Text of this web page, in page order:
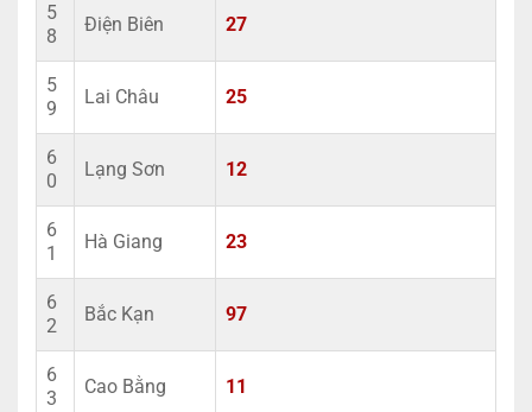
5
8
Điện Biên 27
5
9
Lai Châu 25
6
0
Lạng Sơn 12
6
1
Hà Giang 23
6
2
Bắc Kạn 97
6
3
Cao Bằng 11